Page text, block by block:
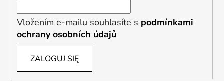
Vložením e-mailu souhlasíte s podmínkami
ochrany osobních údajů
ZALOGUJ SIĘ